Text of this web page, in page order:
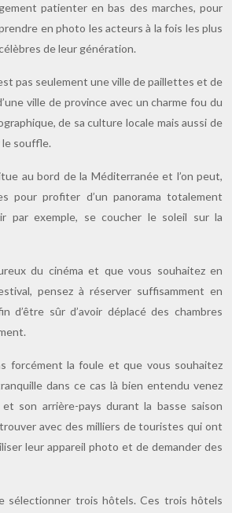
patienter en bas des marches, pour
en photo les acteurs à la fois les plus
de leur génération.
pas seulement une ville de paillettes et de
ville de province avec un charme fou du
de sa culture locale mais aussi de
le souffle.
au bord de la Méditerranée et l’on peut,
pour profiter d’un panorama totalement
par exemple, se coucher le soleil sur la
du cinéma et que vous souhaitez en
pensez à réserver suffisamment en
d’être sûr d’avoir déplacé des chambres
forcément la foule et que vous souhaitez
dans ce cas là bien entendu venez
son arrière-pays durant la basse saison
avec des milliers de touristes qui ont
leur appareil photo et de demander des
sélectionner trois hôtels. Ces trois hôtels